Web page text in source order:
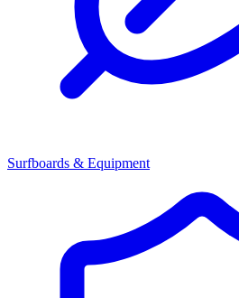
Surfboards & Equipment